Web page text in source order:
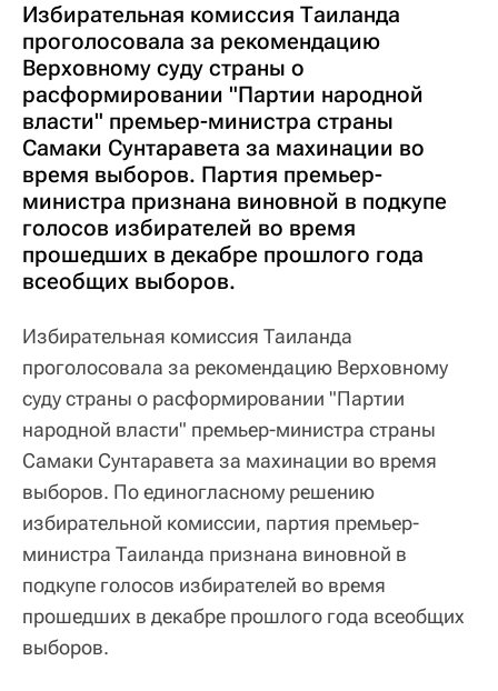
Избирательная комиссия Таиланда
проголосовала за рекомендацию
Верховному суду страны о
расформировании "Партии народной
власти" премьер-министра страны
Самаки Сунтаравета за махинации во
время выборов. Партия премьер-
министра признана виновной в подкупе
голосов избирателей во время
прошедших в декабре прошлого года
всеобщих выборов.
Избирательная комиссия Таиланда
проголосовала за рекомендацию Верховному
суду страны о расформировании "Партии
народной власти" премьер-министра страны
Самаки Сунтаравета за махинации во время
выборов. По единогласному решению
избирательной комиссии, партия премьер-
министра Таиланда признана виновной в
подкупе голосов избирателей во время
прошедших в декабре прошлого года всеобщих
выборов.